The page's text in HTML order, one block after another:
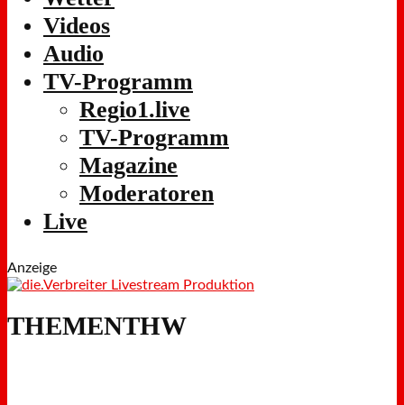
Videos
Audio
TV-Programm
Regio1.live
TV-Programm
Magazine
Moderatoren
Live
Anzeige
THEMENTHW